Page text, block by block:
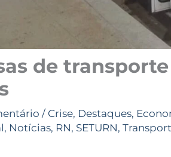
de
/ Crise, Destaques,
, Notícias, RN, SETURN,